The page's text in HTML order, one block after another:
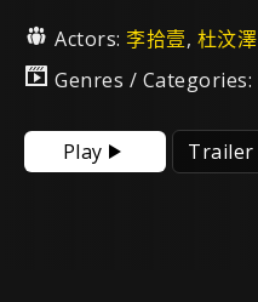
Actors:李拾壹, 杜汶澤
Genres / Categories:
Play Trailer